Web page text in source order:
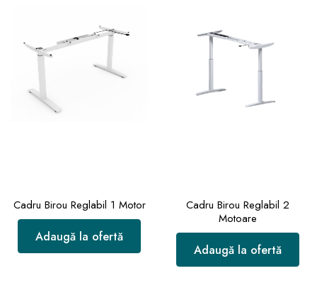
Cadru Birou Reglabil 1 Motor
Adaugă la ofertă
Cadru Birou Reglabil 2
Motoare
Adaugă la ofertă